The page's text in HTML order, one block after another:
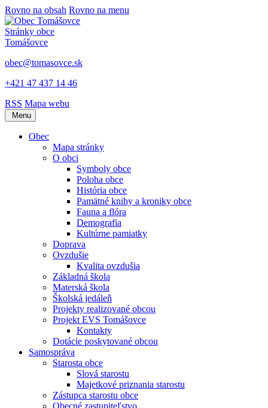
Rovno na obsah Rovno na menu
Stránky obce
Tomášovce
obec@tomasovce.sk
+421 47 437 14 46
RSS Mapa webu
Menu
Obec
Mapa stránky
O obci
Symboly obce
Poloha obce
História obce
Pamätné knihy a kroniky obce
Fauna a flóra
Demografia
Kultúrne pamiatky
Doprava
Ovzdušie
Kvalita ovzdušia
Základná škola
Materská škola
Školská jedáleň
Projekty realizované obcou
Projekt EVS Tomášovce
Kontakty
Dotácie poskytované obcou
Samospráva
Starosta obce
Slová starostu
Majetkové priznania starostu
Zástupca starostu obce
Obecné zastupiteľstvo